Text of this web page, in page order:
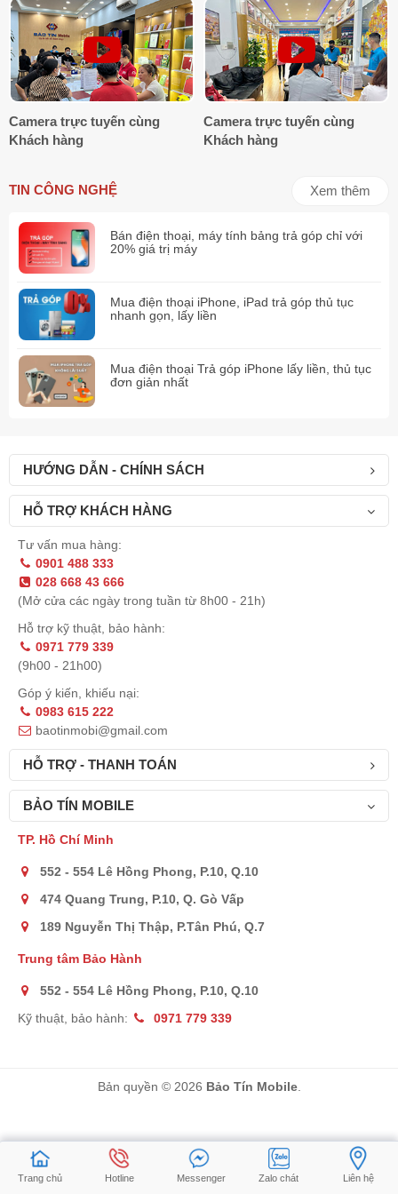
FlexCam: Góc chụp linh hoạt, hoàn toàn rảnh
tay
Thế hệ Galaxy Z Flip 2022 đánh dấu sự xuất hiện của công
nghệ FlexCam, đem lại trải nghiệm camera linh hoạt nhất khi tận
dụng các góc gập máy để xây dựng bộ thao tác quay chụp
hoàn toàn rảnh tay. Đặt thiết bị xuống mặt phẳng, bạn sẽ thoải
mái ghi lại những khuôn hình nhóm, chụp selfie và quay những
thước phim thú vị với nhiều góc nhìn tuyệt vời.
Trải nghiệm selfie đã bước lên một tầm cao mới
Việc chụp selfie giờ đây không còn giới hạn ở camera trước.
Tận dụng màn hình thứ hai trên mặt lưng Samsung Galaxy Z
Flip 4, bạn có thể selfie trực tiếp bằng camera chính và căn
chỉnh khuôn hình thông qua màn hình phụ. Kỷ nguyên mới của
trải nghiệm chụp “tự sướng” được nâng tầm thông qua những
cải tiến cả về phần cứng và phần mềm. Công nghệ Quick Shot
sẽ tận dụng chế độ FlexCam tốt nhất để bạn bắt trọn những thời
khắc rực rỡ của bản thân.
Sáng tạo và mở rộng góc nhìn
Camera trực tuyến cùng
Khách hàng
Camera trực tuyến cùng
Khách hàng
TIN CÔNG NGHỆ Xem thêm
Bán điện thoại, máy tính bảng trả góp chỉ với
20% giá trị máy
Mua điện thoại iPhone, iPad trả góp thủ tục
nhanh gọn, lấy liền
Mua điện thoại Trả góp iPhone lấy liền, thủ tục
đơn giản nhất
HƯỚNG DẪN - CHÍNH SÁCH
HỖ TRỢ KHÁCH HÀNG
Tư vấn mua hàng:
0901 488 333
028 668 43 666
(Mở cửa các ngày trong tuần từ 8h00 - 21h)
Hỗ trợ kỹ thuật, bảo hành:
0971 779 339
(9h00 - 21h00)
Góp ý kiến, khiếu nại:
0983 615 222
baotinmobi@gmail.com
HỖ TRỢ - THANH TOÁN
BẢO TÍN MOBILE
TP. Hồ Chí Minh
552 - 554 Lê Hồng Phong, P.10, Q.10
474 Quang Trung, P.10, Q. Gò Vấp
189 Nguyễn Thị Thập, P.Tân Phú, Q.7
Trung tâm Bảo Hành
552 - 554 Lê Hồng Phong, P.10, Q.10
Kỹ thuật, bảo hành:
0971 779 339
Bản quyền © 2026 Bảo Tín Mobile.
Trang chủ Hotline Messenger Zalo chát Liên hệ